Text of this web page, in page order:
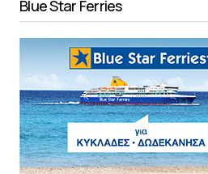
Blue Star Ferries